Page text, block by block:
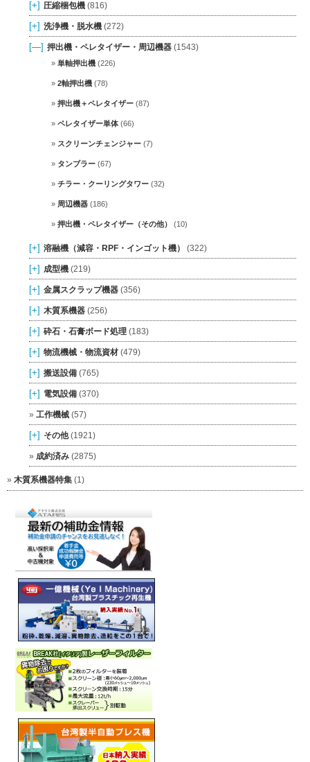
[+] 圧縮梱包機 (816)
[+] 洗浄機・脱水機 (272)
[—] 押出機・ペレタイザー・周辺機器 (1543)
単軸押出機 (226)
2軸押出機 (78)
押出機＋ペレタイザー (87)
ペレタイザー単体 (66)
スクリーンチェンジャー (7)
タンブラー (67)
チラー・クーリングタワー (32)
周辺機器 (186)
押出機・ペレタイザー（その他） (10)
[+] 溶融機（減容・RPF・インゴット機） (322)
[+] 成型機 (219)
[+] 金属スクラップ機器 (356)
[+] 木質系機器 (256)
[+] 砕石・石膏ボード処理 (183)
[+] 物流機械・物流資材 (479)
[+] 搬送設備 (765)
[+] 電気設備 (370)
工作機械 (57)
[+] その他(1921)
成約済み (2875)
木質系機器特集 (1)